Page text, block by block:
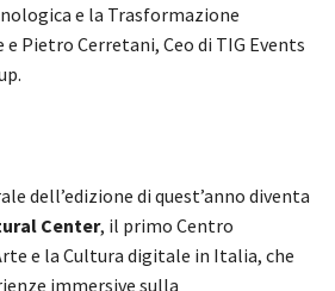
e la Trasformazione
e Pietro Cerretani, Ceo di TIG Events
dell’edizione di quest’anno diventa
Center, il primo Centro
e la Cultura digitale in Italia, che
immersive sulla